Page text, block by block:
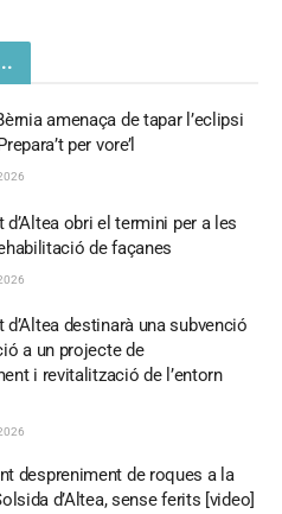
amenaça de tapar l’eclipsi
per vore’l
d’Altea obri el termini per a les
de façanes
d’Altea destinarà una subvenció
a un projecte de
i revitalització de l’entorn
despreniment de roques a la
d’Altea, sense ferits [video]